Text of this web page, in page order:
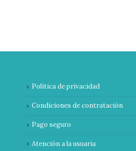
Política de privacidad
Condiciones de contratación
Pago seguro
Atención a la usuaria